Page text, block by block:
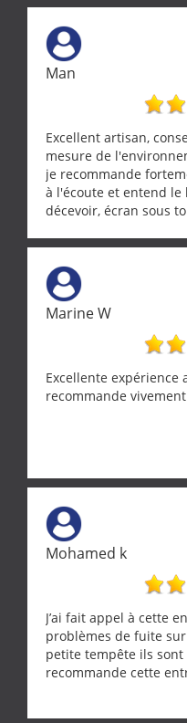
Man
Excellent artisan,
mesure de
je recommande
à l'écoute et entend
décevoir, écran sous
récupérateur d'eau,
œuvre sans besoin d'y
Marine W
Excellente expérience
recommande
Mohamed k
J’ai fait appel à cette
problèmes de fuite
petite tempête ils
recommande cette